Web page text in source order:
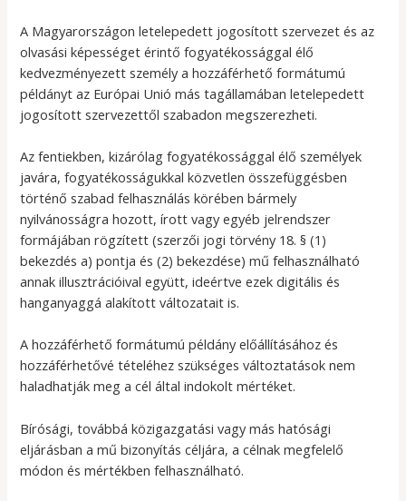
A Magyarországon letelepedett jogosított szervezet és az
olvasási képességet érintő fogyatékossággal élő
kedvezményezett személy a hozzáférhető formátumú
példányt az Európai Unió más tagállamában letelepedett
jogosított szervezettől szabadon megszerezheti.
Az fentiekben, kizárólag fogyatékossággal élő személyek
javára, fogyatékosságukkal közvetlen összefüggésben
történő szabad felhasználás körében bármely
nyilvánosságra hozott, írott vagy egyéb jelrendszer
formájában rögzített (szerzői jogi törvény 18. § (1)
bekezdés a) pontja és (2) bekezdése) mű felhasználható
annak illusztrációival együtt, ideértve ezek digitális és
hanganyaggá alakított változatait is.
A hozzáférhető formátumú példány előállításához és
hozzáférhetővé tételéhez szükséges változtatások nem
haladhatják meg a cél által indokolt mértéket.
Bírósági, továbbá közigazgatási vagy más hatósági
eljárásban a mű bizonyítás céljára, a célnak megfelelő
módon és mértékben felhasználható.